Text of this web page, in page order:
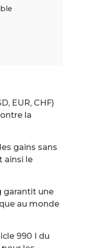
EUR, CHF)
la
gains sans
ainsi le
une
au monde
990 I du